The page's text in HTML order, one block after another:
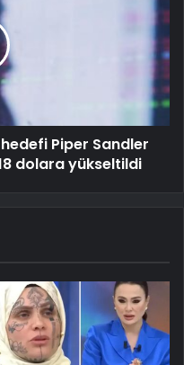
Piper Sandler
dolara yükseltildi